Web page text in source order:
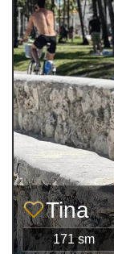
Tina
171 sm